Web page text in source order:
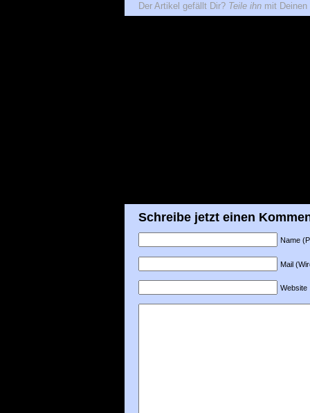
Der Artikel gefällt Dir? Teile ihnmit Deinen
Schreibe jetzt einen
Name
Mail
Website